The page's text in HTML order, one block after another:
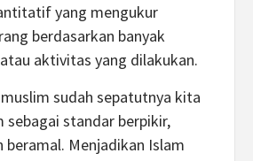
yang mengukur
berdasarkan banyak
aktivitas yang dilakukan.
sudah sepatutnya kita
sebagai standar berpikir,
beramal. Menjadikan Islam